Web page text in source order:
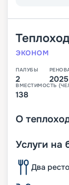
ЭКОНОМ
ПАЛУБЫ
2 2025
ВМЕСТИМОСТЬ
138
О
Услуги на
Два